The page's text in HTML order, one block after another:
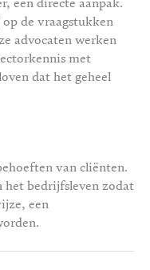
een directe aanpak.
de vraagstukken
advocaten werken
met
dat het geheel
van cliënten.
het bedrijfsleven zodat
een